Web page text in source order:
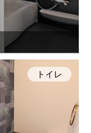
トイレ